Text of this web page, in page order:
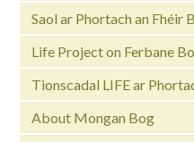
Saol ar Phortach an Fhéir
Life Project on Ferbane
Tionscadal LIFE ar
About Mongan Bog